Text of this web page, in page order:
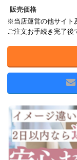
販売価格
※当店運営の他サイト
ご注文お手続き完了後